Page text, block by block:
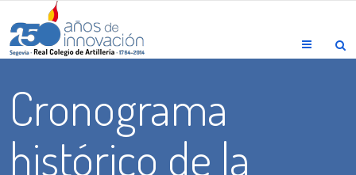
Menu
Cronograma
histórico de la